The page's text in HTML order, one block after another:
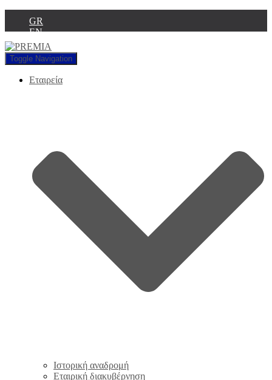
GR
EN
Toggle Navigation
Εταιρεία
Ιστορική αναδρομή
Εταιρική διακυβέρνηση